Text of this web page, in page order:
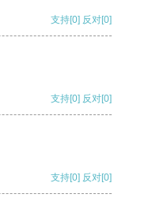
支持[0] 反对[0]
支持[0] 反对[0]
支持[0] 反对[0]